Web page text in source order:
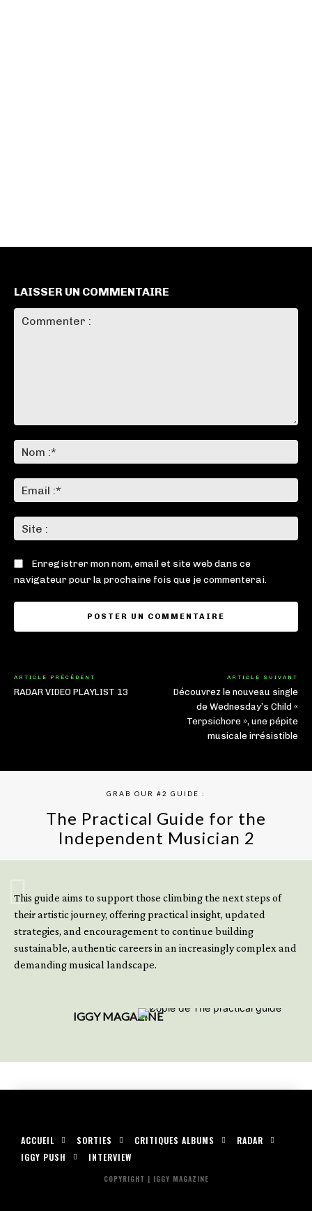
LAISSER UN COMMENTAIRE
:*
:*
:
Enregistrer mon nom, email et site web dans ce
navigateur pour la prochaine fois que je commenterai.
ARTICLE PRÉCÉDENT
RADAR VIDEO PLAYLIST 13
ARTICLE SUIVANT
Découvrez le nouveau single
de Wednesday’s Child «
Terpsichore », une pépite
musicale irrésistible
GRAB OUR #2 GUIDE :
The Practical Guide for the
Independent Musician 2
This guide aims to support those climbing the next steps of
their artistic journey, offering practical insight, updated
strategies, and encouragement to continue building
sustainable, authentic careers in an increasingly complex and
demanding musical landscape.
IGGY MAGAZINE
ACCUEIL SORTIES CRITIQUES ALBUMS
RADAR
IGGY PUSH
INTERVIEW
COPYRIGHT | IGGY MAGAZINE